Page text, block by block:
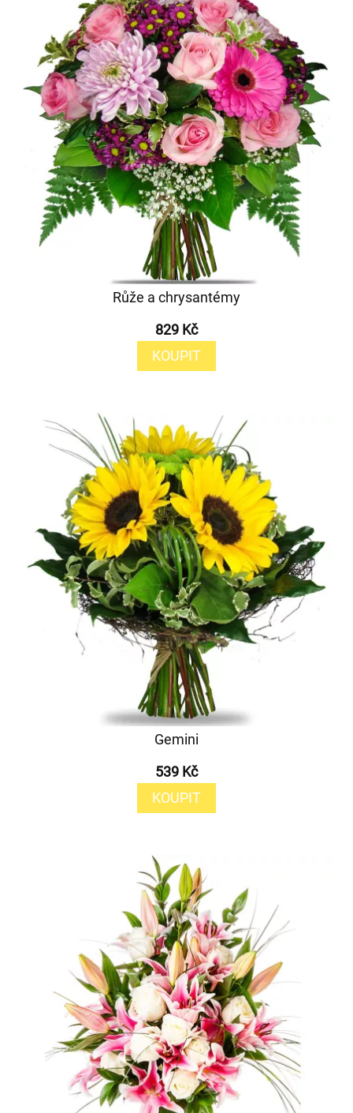
Růže a chrysantémy
829 Kč
KOUPIT
Gemini
539 Kč
KOUPIT